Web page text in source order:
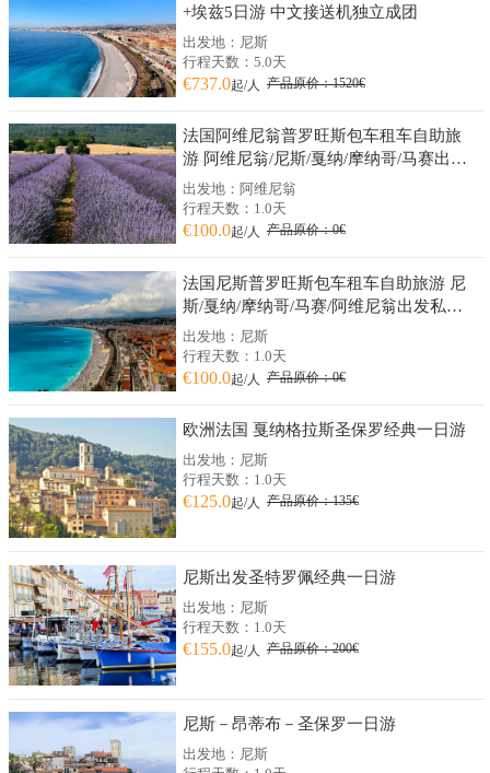
+埃兹5日游 中文接送机独立成团
出发地：尼斯
行程天数：5.0天
€737.0起/人 产品原价：1520€
法国阿维尼翁普罗旺斯包车租车自助旅
游 阿维尼翁/尼斯/戛纳/摩纳哥/马赛出发
私人订制
出发地：阿维尼翁
行程天数：1.0天
€100.0起/人 产品原价：0€
法国尼斯普罗旺斯包车租车自助旅游 尼
斯/戛纳/摩纳哥/马赛/阿维尼翁出发私人
订制
出发地：尼斯
行程天数：1.0天
€100.0起/人 产品原价：0€
欧洲法国 戛纳格拉斯圣保罗经典一日游
出发地：尼斯
行程天数：1.0天
€125.0起/人 产品原价：135€
尼斯出发圣特罗佩经典一日游
出发地：尼斯
行程天数：1.0天
€155.0起/人 产品原价：200€
尼斯－昂蒂布－圣保罗一日游
出发地：尼斯